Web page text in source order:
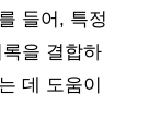
들어, 특정
을 결합하
데 도움이